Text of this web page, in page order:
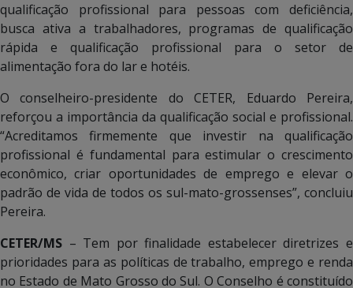
qualificação profissional para pessoas com deficiência,
busca ativa a trabalhadores, programas de qualificação
rápida e qualificação profissional para o setor de
alimentação fora do lar e hotéis.
O conselheiro-presidente do CETER, Eduardo Pereira,
reforçou a importância da qualificação social e profissional.
“Acreditamos firmemente que investir na qualificação
profissional é fundamental para estimular o crescimento
econômico, criar oportunidades de emprego e elevar o
padrão de vida de todos os sul-mato-grossenses”, concluiu
Pereira.
CETER/MS – Tem por finalidade estabelecer diretrizes e
prioridades para as políticas de trabalho, emprego e renda
no Estado de Mato Grosso do Sul. O Conselho é constituído